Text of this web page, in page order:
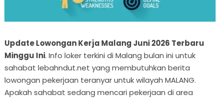
Update Lowongan Kerja Malang Juni 2026 Terbaru
Minggu Ini. Info loker terkini di Malang bulan ini untuk
sahabat lebahndut.net yang membutuhkan berita
lowongan pekerjaan teranyar untuk wilayah MALANG.
Apakah sahabat sedang mencari pekerjaan di area